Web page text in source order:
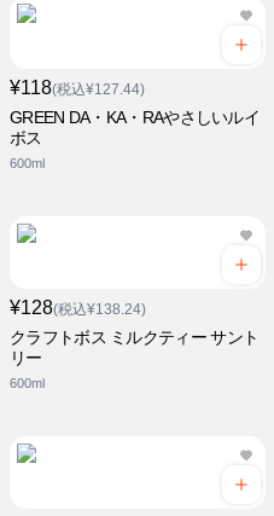
¥118(税込¥127.44)
GREEN DA・KA・RAやさしいルイ
ボス
600ml
¥128(税込¥138.24)
クラフトボス ミルクティー サント
リー
600ml